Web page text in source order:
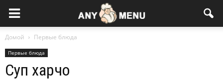
Домой Первые блюда
Первые блюда
Суп харчо